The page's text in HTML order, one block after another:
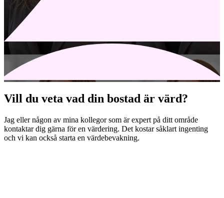
Vill du veta vad din bostad är värd?
Jag eller någon av mina kollegor som är expert på ditt område
kontaktar dig gärna för en värdering. Det kostar såklart ingenting
och vi kan också starta en värdebevakning.